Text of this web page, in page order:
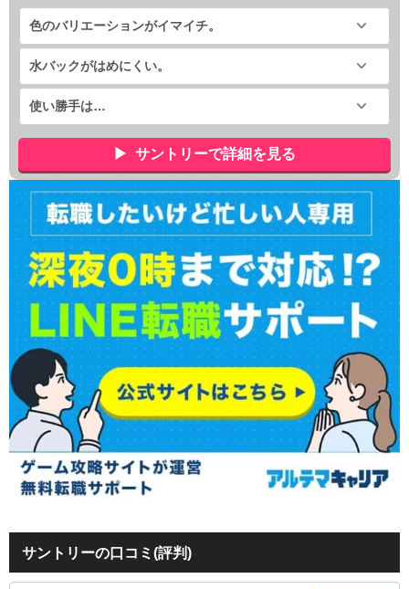
色のバリエーションがイマイチ。
水バックがはめにくい。
使い勝手は…
サントリーで詳細を見る
サントリーの口コミ(評判)